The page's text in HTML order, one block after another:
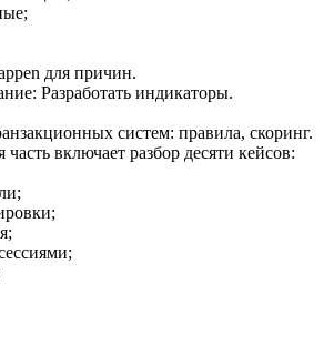
для причин.
Разработать индикаторы.
систем: правила, скоринг.
часть включает разбор десяти кейсов: